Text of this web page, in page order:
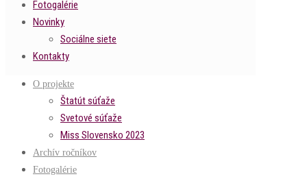
Fotogalérie
Novinky
Sociálne siete
Kontakty
O projekte
Štatút súťaže
Svetové súťaže
Miss Slovensko 2023
Archív ročníkov
Fotogalérie